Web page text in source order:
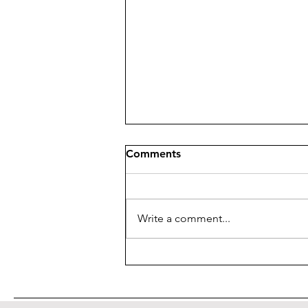
Comments
Write a comment...